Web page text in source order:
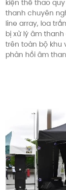
kiện thể thao
thanh chuyên
line array, loa
bị xử lý âm
trên toàn bộ khu
phản hồi âm